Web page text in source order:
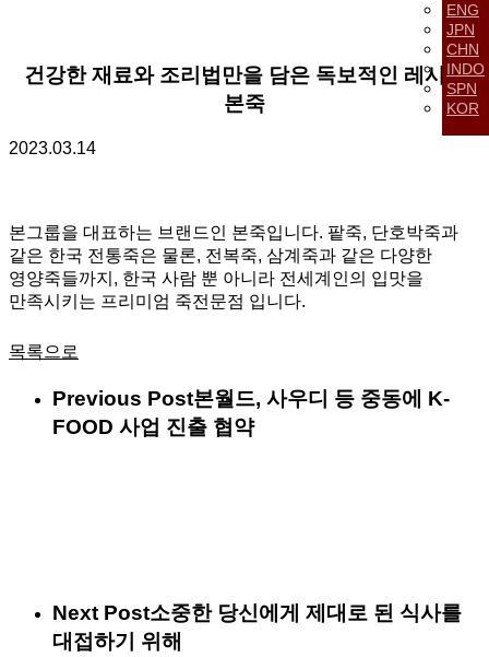
ENG
JPN
CHN
INDO
SPN
KOR
건강한 재료와 조리법만을 담은 독보적인 레시피
본죽
2023.03.14
본그룹을 대표하는 브랜드인 본죽입니다. 팥죽, 단호박죽과
같은 한국 전통죽은 물론, 전복죽, 삼계죽과 같은 다양한
영양죽들까지, 한국 사람 뿐 아니라 전세계인의 입맛을
만족시키는 프리미엄 죽전문점 입니다.
목록으로
Previous Post본월드, 사우디 등 중동에 K-
FOOD 사업 진출 협약
Next Post소중한 당신에게 제대로 된 식사를
대접하기 위해